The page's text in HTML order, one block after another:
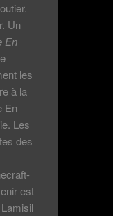
Un
En
les
à la
En
Les
des
est